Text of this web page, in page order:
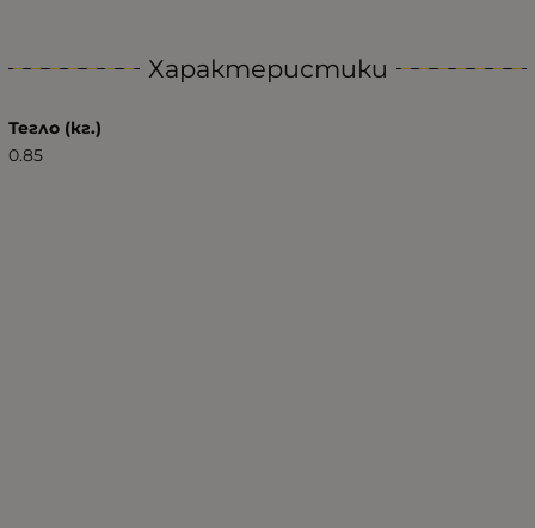
Характеристики
Тегло (кг.)
0.85